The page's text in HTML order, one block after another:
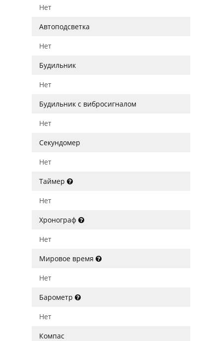
Нет
Автоподсветка
Нет
Будильник
Нет
Будильник с вибросигналом
Нет
Секундомер
Нет
Таймер
Нет
Хронограф
Нет
Мировое время
Нет
Барометр
Нет
Компас